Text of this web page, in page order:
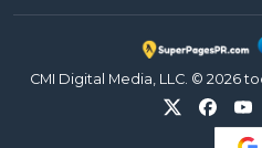
CMI Digital Media, LLC. © 2026